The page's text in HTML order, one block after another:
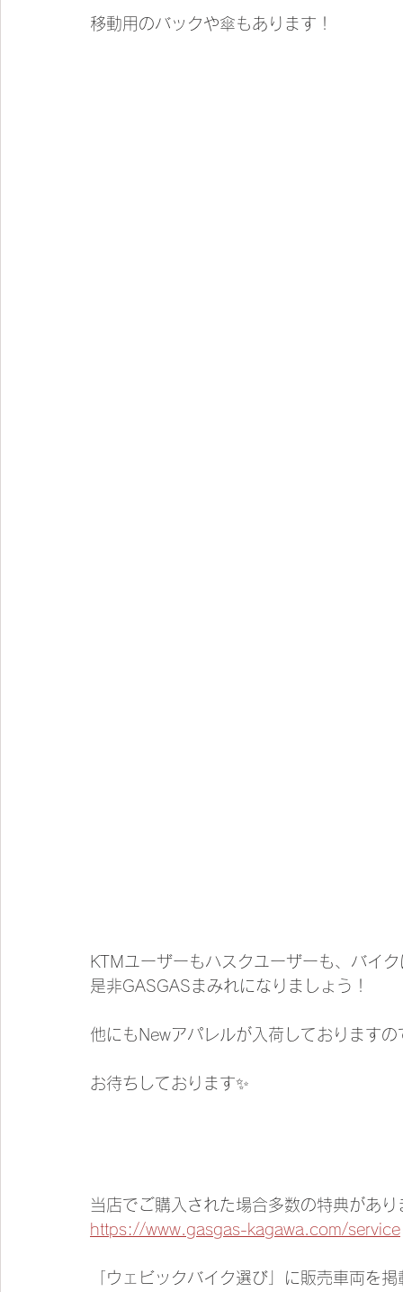
移動用のバックや傘もあります！
KTMユーザーもハスクユーザーも、バイ
是非GASGASまみれになりましょう！
他にもNewアパレルが入荷しております
お待ちしております✨
当店でご購入された場合多数の特典があ
https://www.gasgas-kagawa.com/service
「ウェビックバイク選び」に販売車両を